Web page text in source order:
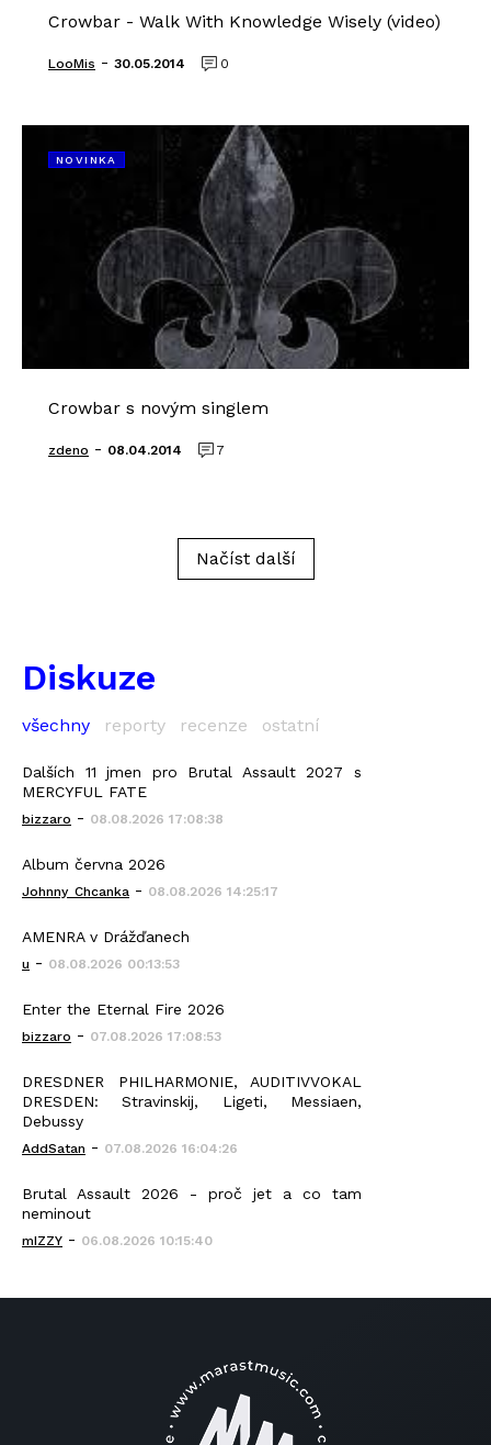
Crowbar - Walk With Knowledge Wisely (video)
LooMis - 30.05.2014 0
NOVINKA
Crowbar s novým singlem
zdeno - 08.04.2014 7
Načíst další
Diskuze
všechny reporty recenze ostatní
Dalších 11 jmen pro Brutal Assault 2027 s
MERCYFUL FATE
bizzaro - 08.08.2026 17:08:38
Album června 2026
Johnny_Chcanka - 08.08.2026 14:25:17
AMENRA v Drážďanech
u - 08.08.2026 00:13:53
Enter the Eternal Fire 2026
bizzaro - 07.08.2026 17:08:53
DRESDNER PHILHARMONIE, AUDITIVVOKAL
DRESDEN: Stravinskij, Ligeti, Messiaen,
Debussy
AddSatan - 07.08.2026 16:04:26
Brutal Assault 2026 - proč jet a co tam
neminout
mIZZY - 06.08.2026 10:15:40